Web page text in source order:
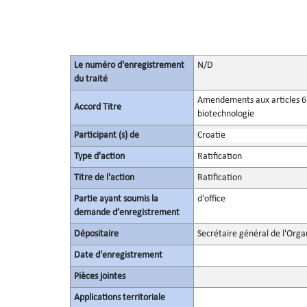
Le numéro d'enregistrement
du traité
N/D
Accord Titre
Amendements aux articles
biotechnologie
Participant (s) de Croatie
Type d'action Ratification
Titre de l'action Ratification
Partie ayant soumis la
demande d’enregistrement
d'office
Dépositaire Secrétaire général de
Date d'enregistrement
Pièces jointes
Applications territoriale